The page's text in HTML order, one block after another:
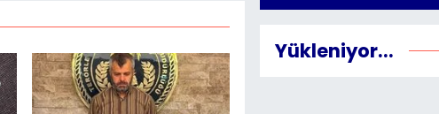
Yükleniyor...